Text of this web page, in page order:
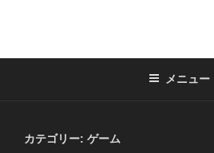
メニュー
カテゴリー: ゲーム